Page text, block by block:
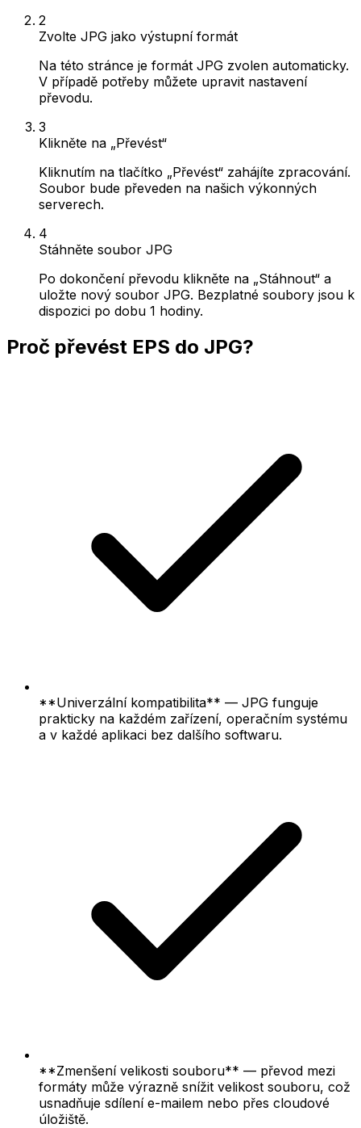
2
Zvolte JPG jako výstupní formát
Na této stránce je formát JPG zvolen automaticky.
V případě potřeby můžete upravit nastavení
převodu.
3
Klikněte na „Převést“
Kliknutím na tlačítko „Převést“ zahájíte zpracování.
Soubor bude převeden na našich výkonných
serverech.
4
Stáhněte soubor JPG
Po dokončení převodu klikněte na „Stáhnout“ a
uložte nový soubor JPG. Bezplatné soubory jsou k
dispozici po dobu 1 hodiny.
Proč převést EPS do JPG?
**Univerzální kompatibilita** — JPG funguje
prakticky na každém zařízení, operačním systému
a v každé aplikaci bez dalšího softwaru.
**Zmenšení velikosti souboru** — převod mezi
formáty může výrazně snížit velikost souboru, což
usnadňuje sdílení e-mailem nebo přes cloudové
úložiště.